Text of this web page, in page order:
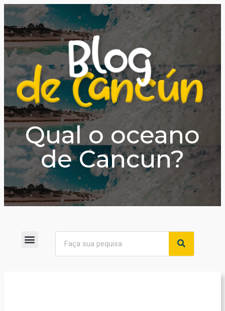
Qual o oceano
de Cancun?